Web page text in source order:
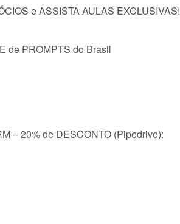
e ASSISTA AULAS EXCLUSIVAS!
de PROMPTS do Brasil
– 20% de DESCONTO (Pipedrive):